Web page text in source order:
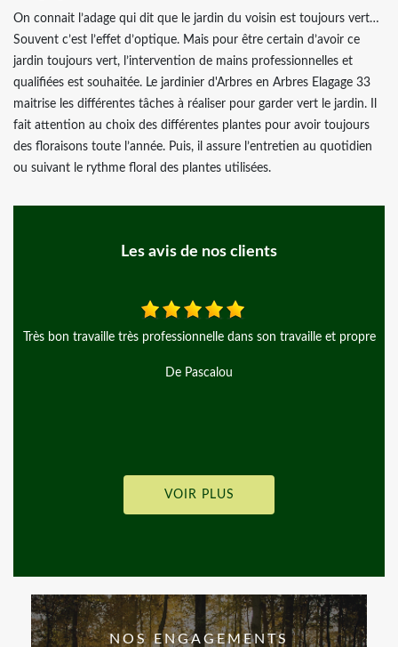
On connait l’adage qui dit que le jardin du voisin est toujours vert…
Souvent c’est l’effet d’optique. Mais pour être certain d’avoir ce
jardin toujours vert, l’intervention de mains professionnelles et
qualifiées est souhaitée. Le jardinier d'Arbres en Arbres Elagage 33
maitrise les différentes tâches à réaliser pour garder vert le jardin. Il
fait attention au choix des différentes plantes pour avoir toujours
des floraisons toute l’année. Puis, il assure l’entretien au quotidien
ou suivant le rythme floral des plantes utilisées.
Les avis de nos clients
travaille et propre
J ai fait appel a Mr Mayer pour la taille de m a
VOIR PLUS
NOS ENGAGEMENTS